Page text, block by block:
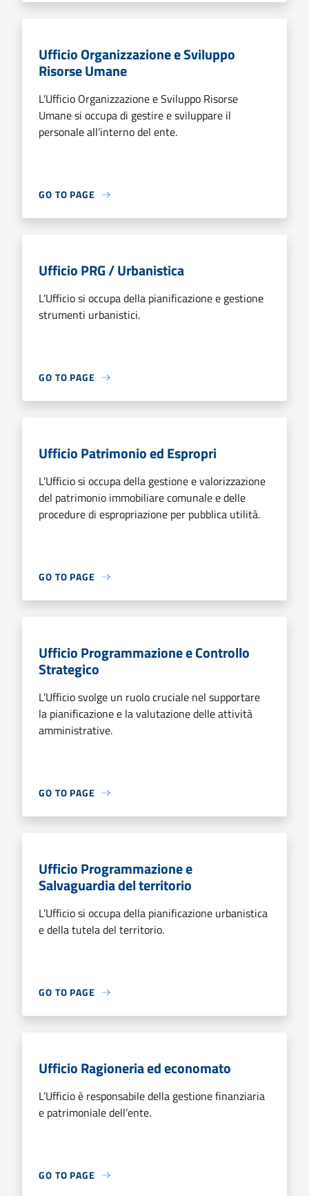
Ufficio Organizzazione e Sviluppo
Risorse Umane
L’Ufficio Organizzazione e Sviluppo Risorse
Umane si occupa di gestire e sviluppare il
personale all’interno del ente.
GO TO PAGE
Ufficio PRG / Urbanistica
L’Ufficio si occupa della pianificazione e gestione
strumenti urbanistici.
GO TO PAGE
Ufficio Patrimonio ed Espropri
L’Ufficio si occupa della gestione e valorizzazione
del patrimonio immobiliare comunale e delle
procedure di espropriazione per pubblica utilità.
GO TO PAGE
Ufficio Programmazione e Controllo
Strategico
L’Ufficio svolge un ruolo cruciale nel supportare
la pianificazione e la valutazione delle attività
amministrative.
GO TO PAGE
Ufficio Programmazione e
Salvaguardia del territorio
L’Ufficio si occupa della pianificazione urbanistica
e della tutela del territorio.
GO TO PAGE
Ufficio Ragioneria ed economato
L’Ufficio è responsabile della gestione finanziaria
e patrimoniale dell’ente.
GO TO PAGE